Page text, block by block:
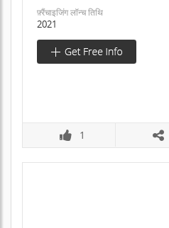
फ़्रैंचाइजिंग लॉन्च तिथि
2021
1